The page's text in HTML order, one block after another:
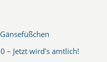
– Jetzt wird’s amtlich!